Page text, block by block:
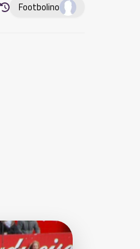
Footbolino